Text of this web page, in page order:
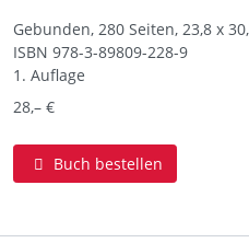
Gebunden, 280 Seiten, 23,8 x
ISBN 978-3-89809-228-9
1. Auflage
28,– €
Buch bestellen